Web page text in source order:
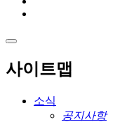
사이트맵
소식
공지사항